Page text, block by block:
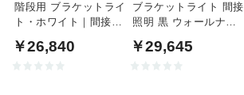
階段用 ブラケットライ
ト・ホワイト｜間接照
￥26,840
ブラケットライト 間接
照明 黒 ウォールナッ
￥29,645